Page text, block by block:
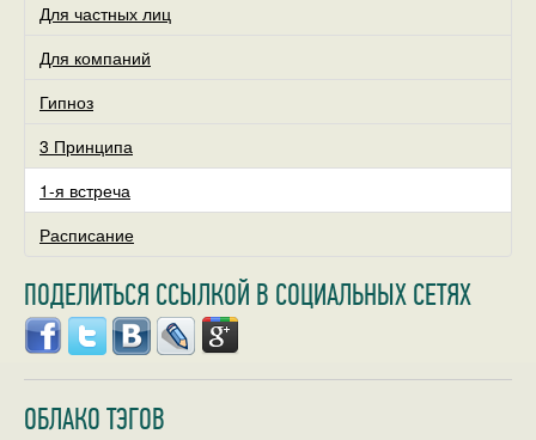
Для частных лиц
Для компаний
Гипноз
3 Принципа
1-я встреча
Расписание
ПОДЕЛИТЬСЯ ССЫЛКОЙ В СОЦИАЛЬНЫХ СЕТЯХ
ОБЛАКО ТЭГОВ